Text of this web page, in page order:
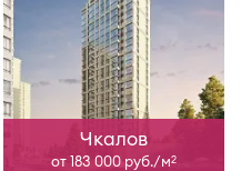
Чкалов
от 183 000 руб./м2